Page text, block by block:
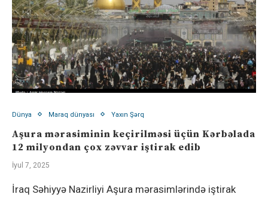
Dünya Maraq dünyası Yaxın Şərq
Aşura mərasiminin keçirilməsi üçün Kərbəlada
12 milyondan çox zəvvar iştirak edib
İyul 7, 2025
İraq Səhiyyə Nazirliyi Aşura mərasimlərində iştirak